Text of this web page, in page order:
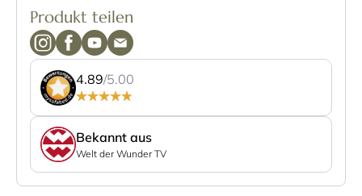
Produkt teilen
4.89/5.00
Bekannt aus
Welt der Wunder TV